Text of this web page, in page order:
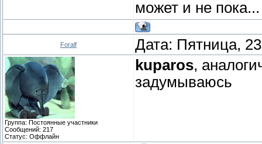
может и не
Foralf Дата: Пятница,
Группа: Постоянные участники
Сообщений: 217
Статус: Оффлайн
kuparos,
задумываюсь